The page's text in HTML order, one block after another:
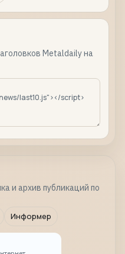
Metaldaily на
и архив публикаций по
Информер